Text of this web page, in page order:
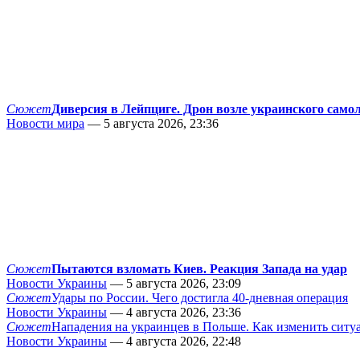
СюжетДиверсия в Лейпциге. Дрон возле украинского
Новости мира — 5 августа 2026, 23:36
СюжетПытаются взломать Киев. Реакция Запада на удар
Новости Украины — 5 августа 2026, 23:09
СюжетУдары по России. Чего достигла 40-дневная операция
Новости Украины — 4 августа 2026, 23:36
СюжетНападения на украинцев в Польше. Как изменить
Новости Украины — 4 августа 2026, 22:48